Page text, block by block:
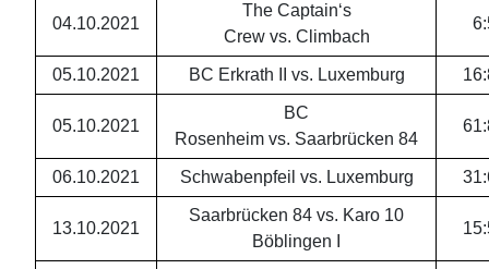
04.10.2021
The Captain‘s
Crew vs. Climbach
6:
05.10.2021 BC Erkrath II vs. Luxemburg 16:
05.10.2021
BC
Rosenheim vs. Saarbrücken 84
61:
06.10.2021 Schwabenpfeil vs. Luxemburg 31:
13.10.2021
Saarbrücken 84 vs. Karo 10
Böblingen I
15: